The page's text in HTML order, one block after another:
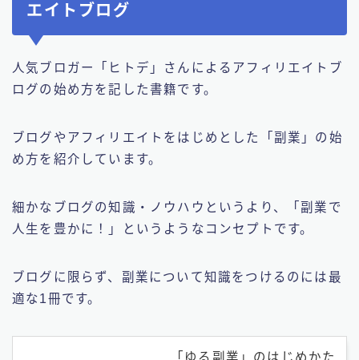
エイトブログ
人気ブロガー「ヒトデ」さんによるアフィリエイトブ
ログの始め方を記した書籍です。
ブログやアフィリエイトをはじめとした「副業」の始
め方を紹介しています。
細かなブログの知識・ノウハウというより、「副業で
人生を豊かに！」というようなコンセプトです。
ブログに限らず、副業について知識をつけるのには最
適な1冊です。